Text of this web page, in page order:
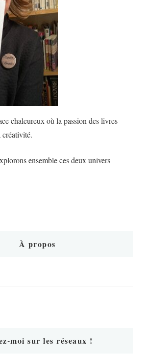
chaleureux où la passion des livres
créativité.
ensemble ces deux univers
À propos
moi sur les réseaux !